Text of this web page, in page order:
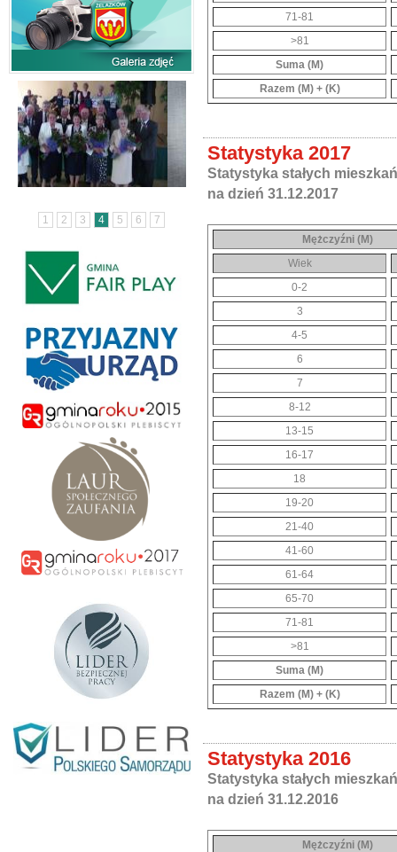
1 2 3 4 5 6 7
71-81
>81
Suma (M)
Razem (M) + (K)
Statystyka 2017
Statystyka stałych
na dzień 31.12.2017
Mężczyźni (M)
Wiek
0-2
3
4-5
6
7
8-12
13-15
16-17
18
19-20
21-40
41-60
61-64
65-70
71-81
>81
Suma (M)
Razem (M) + (K)
Statystyka 2016
Statystyka stałych
na dzień 31.12.2016
Mężczyźni (M)